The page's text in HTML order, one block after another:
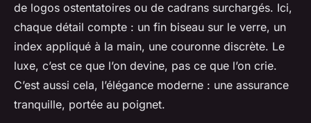
de logos ostentatoires ou de cadrans surchargés. Ici,
chaque détail compte : un fin biseau sur le verre, un
index appliqué à la main, une couronne discrète. Le
luxe, c’est ce que l’on devine, pas ce que l’on crie.
C’est aussi cela, l’élégance moderne : une assurance
tranquille, portée au poignet.